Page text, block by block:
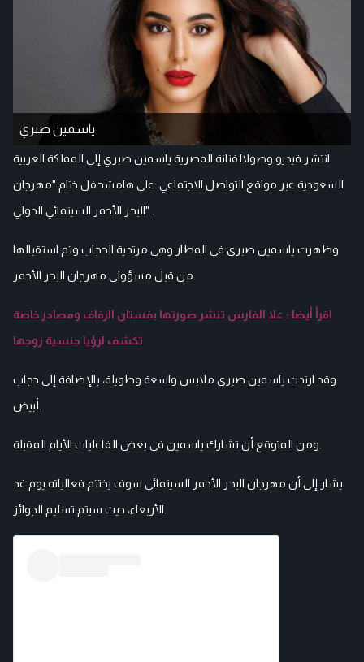
ياسمين صبري
انتشر فيديو وصولالفنانة المصرية ياسمين صبري إلى المملكة العربية
السعودية عبر مواقع التواصل الاجتماعي، على هامشحفل ختام "مهرجان
البحر الأحمر السينمائي الدولي" .
وظهرت ياسمين صبري في المطار وهي مرتدية الحجاب وتم استقبالها
اقرأ أيضا : علا الفارس تنشر صورتها بفستان الزفاف ومصادر خاصة
تكشف لرؤيا جنسية زوجها
وقد ارتدت ياسمين صبري ملابس واسعة وطويلة، بالإضافة إلى حجاب
يشار إلى أن مهرجان البحر الأحمر السينمائي سوف يختتم فعالياته يوم غد